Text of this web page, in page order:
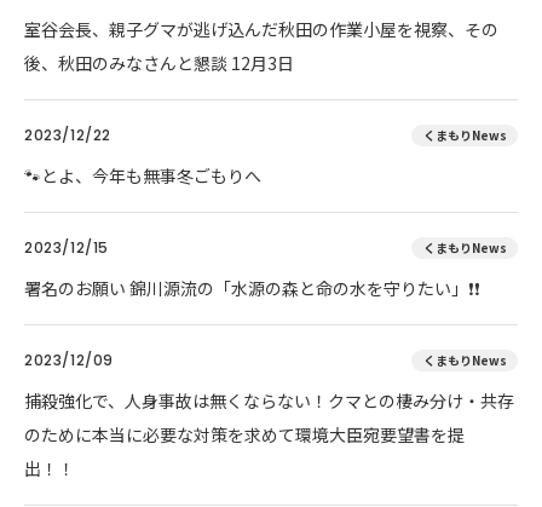
室谷会長、親子グマが逃げ込んだ秋田の作業小屋を視察、その
後、秋田のみなさんと懇談 12月3日
2023/12/22 くまもりNews
🐾とよ、今年も無事冬ごもりへ
2023/12/15 くまもりNews
署名のお願い 錦川源流の「水源の森と命の水を守りたい」❗❗
2023/12/09 くまもりNews
捕殺強化で、人身事故は無くならない！クマとの棲み分け・共存
のために本当に必要な対策を求めて環境大臣宛要望書を提
出！！